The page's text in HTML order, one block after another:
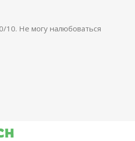
10. Не могу налюбоваться